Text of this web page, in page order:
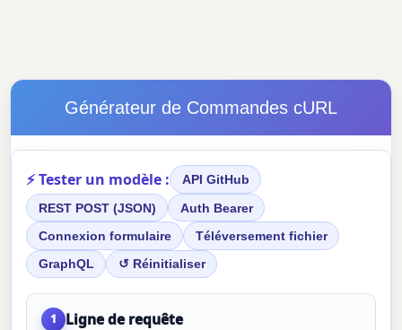
Générateur de Commandes cURL
⚡ Tester un modèle :
API GitHub
REST POST (JSON)
Auth Bearer
Connexion formulaire
Téléversement fichier
GraphQL
↺ Réinitialiser
1 Ligne de requête